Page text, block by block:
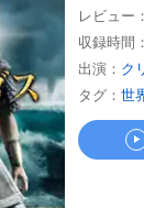
告編 ちょ
レビュー：
収録時間：
出演： ク
タグ：世